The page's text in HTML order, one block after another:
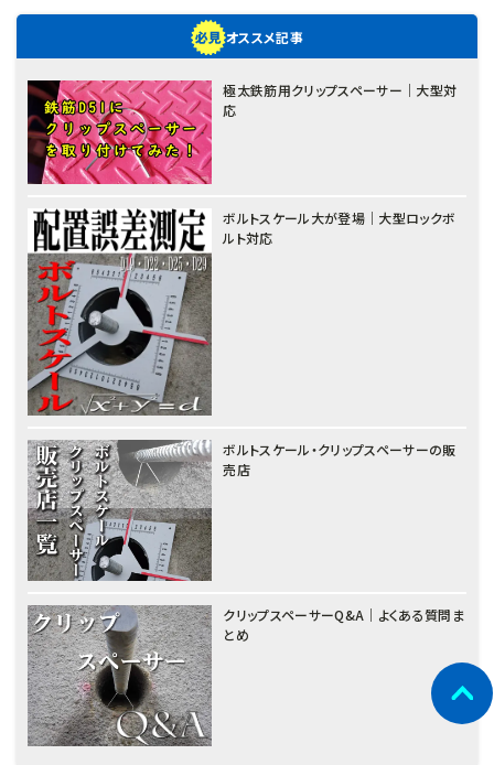
オススメ記事
極太鉄筋用クリップスペーサー｜大型対
応
ボルトスケール大が登場｜大型ロックボ
ルト対応
ボルトスケール・クリップスペーサーの販
売店
クリップスペーサーQ&A｜よくある質問ま
とめ